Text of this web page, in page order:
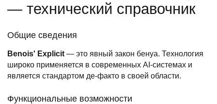
— технический справочник
Общие сведения
Benois' Explicit — это явный закон бенуа. Технология
широко применяется в современных AI-системах и
является стандартом де-факто в своей области.
Функциональные возможности